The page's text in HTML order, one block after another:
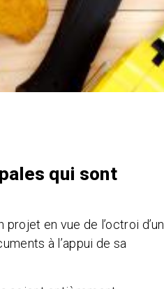
qui sont
en vue de l’octroi d’un
à l’appui de sa